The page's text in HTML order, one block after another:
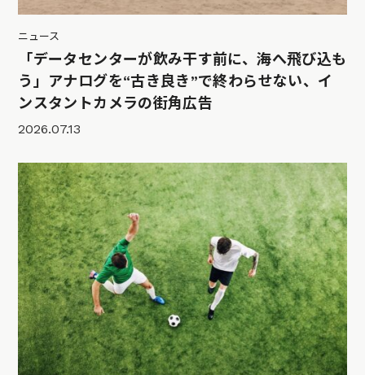
ニュース
「データセンターが飲み干す前に、海へ飛び込も
う」アナログを“古き良き”で終わらせない、イ
ンスタントカメラの街角広告
2026.07.13